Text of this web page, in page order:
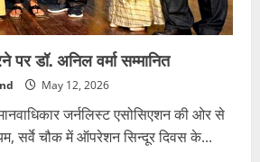
पर डॉ. अनिल वर्मा सम्मानित
May 12, 2026
जर्नलिस्ट एसोसिएशन की ओर से
सर्वे चौक में ऑपरेशन सिन्दूर दिवस के...